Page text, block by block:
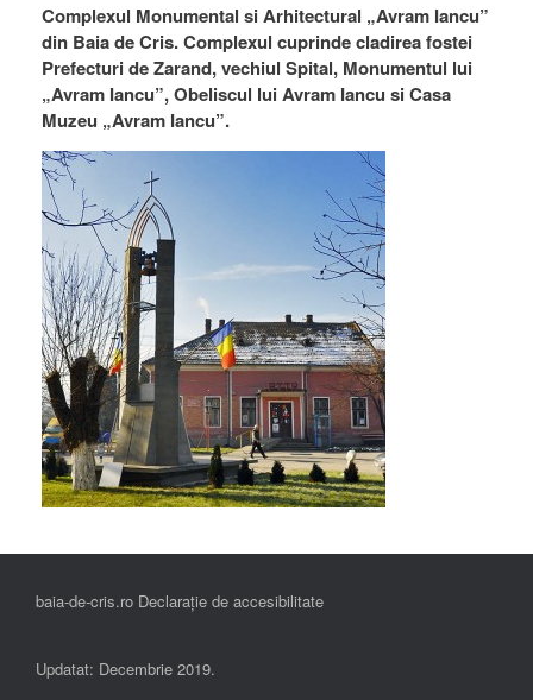
Complexul Monumental si Arhitectural „Avram Iancu”
din Baia de Cris. Complexul cuprinde cladirea fostei
Prefecturi de Zarand, vechiul Spital, Monumentul lui
„Avram Iancu”, Obeliscul lui Avram Iancu si Casa
Muzeu „Avram Iancu”.
baia-de-cris.ro Declarație de accesibilitate
Updatat: Decembrie 2019.